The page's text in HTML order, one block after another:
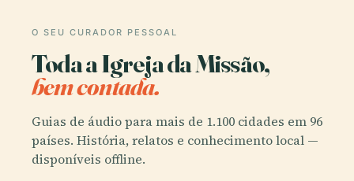
O SEU CURADOR PESSOAL
Toda a Igreja da Missão,
bem contada.
Guias de áudio para mais de 1.100 cidades em 96
países. História, relatos e conhecimento local —
disponíveis offline.